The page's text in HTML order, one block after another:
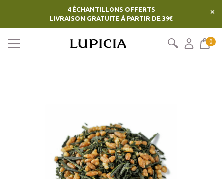
4 ÉCHANTILLONS OFFERTS
LIVRAISON GRATUITE À PARTIR DE 39€
×
0